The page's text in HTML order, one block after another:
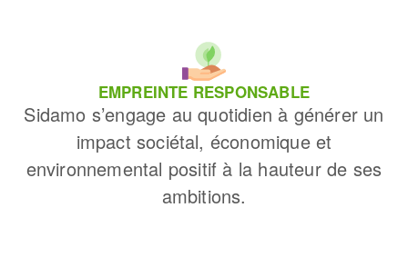
EMPREINTE RESPONSABLE
Sidamo s’engage au quotidien à générer un
impact sociétal, économique et
environnemental positif à la hauteur de ses
ambitions.